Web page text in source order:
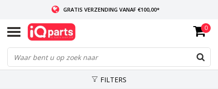
GRATIS VERZENDING VANAF €100,00*
INDIEN VOORRADIG: VOOR 14:00 BESTELD, ZELFDE DAG VERZONDEN
WERELDWIJDE LEVERING
0
FILTERS